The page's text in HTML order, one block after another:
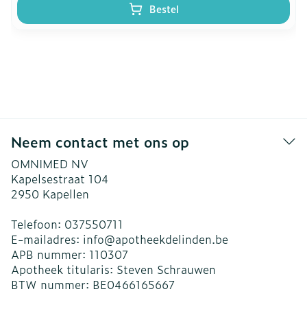
Bestel
Neem contact met ons op
OMNIMED NV
Kapelsestraat 104
2950 Kapellen
Telefoon: 037550711
E-mailadres: info@apotheekdelinden.be
APB nummer: 110307
Apotheek titularis: Steven Schrauwen
BTW nummer: BE0466165667